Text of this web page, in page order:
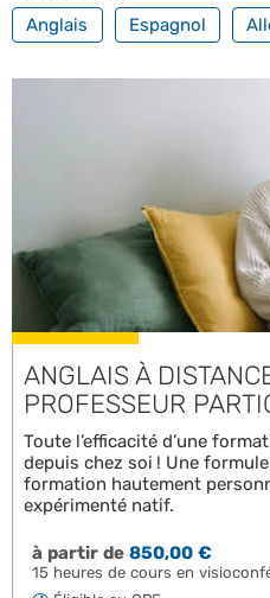
Anglais Espagnol
ANGLAIS À
PROFESSEUR
Toute l’efficacité d’une
depuis chez soi ! Une
formation hautement
expérimenté natif.
à partir de850,00 €
15 heures de cours en